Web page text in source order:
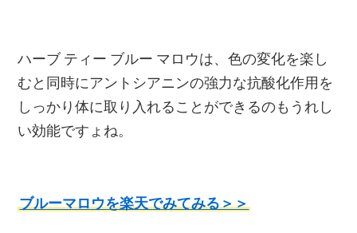
ハーブ ティー ブルー マロウは、色の変化を楽し
むと同時にアントシアニンの強力な抗酸化作用を
しっかり体に取り入れることができるのもうれし
い効能ですょね。
ブルーマロウを楽天でみてみる＞＞